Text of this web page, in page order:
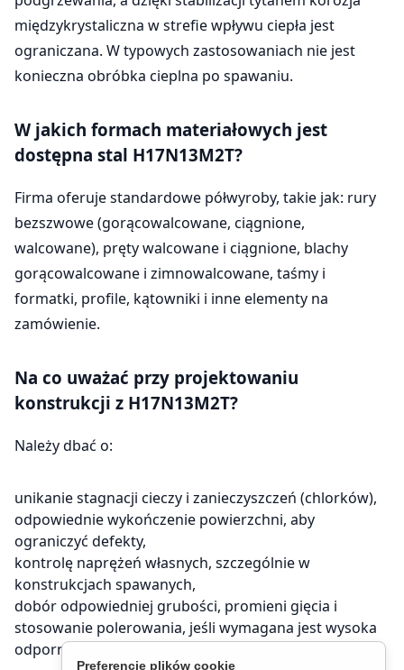
międzykrystaliczna w strefie wpływu ciepła jest
ograniczana. W typowych zastosowaniach nie jest
konieczna obróbka cieplna po spawaniu.
W jakich formach materiałowych jest
dostępna stal H17N13M2T?
Firma oferuje standardowe półwyroby, takie jak: rury
bezszwowe (gorącowalcowane, ciągnione,
walcowane), pręty walcowane i ciągnione, blachy
gorącowalcowane i zimnowalcowane, taśmy i
formatki, profile, kątowniki i inne elementy na
zamówienie.
Na co uważać przy projektowaniu
konstrukcji z H17N13M2T?
Należy dbać o:
unikanie stagnacji cieczy i zanieczyszczeń (chlorków),
odpowiednie wykończenie powierzchni, aby
ograniczyć defekty,
kontrolę naprężeń własnych, szczególnie w
konstrukcjach spawanych,
dobór odpowiedniej grubości, promieni gięcia i
stosowanie polerowania, jeśli wymagana jest wysoka
odporność zmęczeniowa.
Preferencje plików cookie